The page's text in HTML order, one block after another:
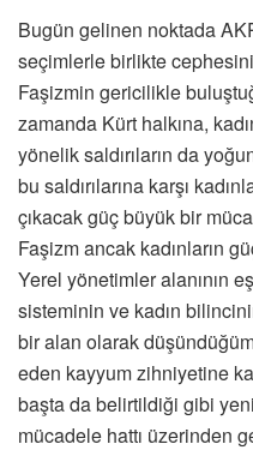
Bugün gelinen noktada
seçimlerle birlikte
Faşizmin gericilikle
zamanda Kürt halkına,
yönelik saldırıların da
bu saldırılarına karşı
çıkacak güç büyük bir
Faşizm ancak kadınların
Yerel yönetimler alanının
sisteminin ve kadın
bir alan olarak
eden kayyum zihniyetine
başta da belirtildiği gibi
mücadele hattı üzerinden